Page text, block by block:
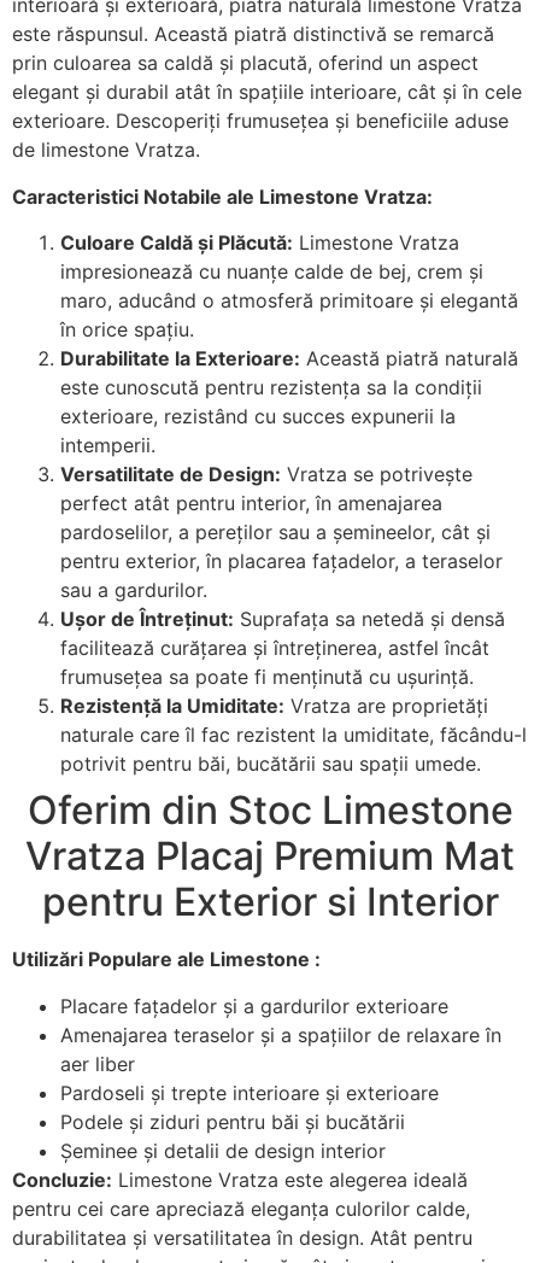
interioară și exterioară, piatra naturală limestone Vratza
este răspunsul. Această piatră distinctivă se remarcă
prin culoarea sa caldă și placută, oferind un aspect
elegant și durabil atât în spațiile interioare, cât și în cele
exterioare. Descoperiți frumusețea și beneficiile aduse
de limestone Vratza.
Caracteristici Notabile ale Limestone Vratza:
Culoare Caldă și Plăcută: Limestone Vratza
impresionează cu nuanțe calde de bej, crem și
maro, aducând o atmosferă primitoare și elegantă
în orice spațiu.
Durabilitate la Exterioare: Această piatră naturală
este cunoscută pentru rezistența sa la condiții
exterioare, rezistând cu succes expunerii la
intemperii.
Versatilitate de Design: Vratza se potrivește
perfect atât pentru interior, în amenajarea
pardoselilor, a pereților sau a șemineelor, cât și
pentru exterior, în placarea fațadelor, a teraselor
sau a gardurilor.
Ușor de Întreținut: Suprafața sa netedă și densă
facilitează curățarea și întreținerea, astfel încât
frumusețea sa poate fi menținută cu ușurință.
Rezistență la Umiditate: Vratza are proprietăți
naturale care îl fac rezistent la umiditate, făcându-l
potrivit pentru băi, bucătării sau spații umede.
Oferim din Stoc Limestone
Vratza Placaj Premium Mat
pentru Exterior si Interior
Utilizări Populare ale Limestone :
Placare fațadelor și a gardurilor exterioare
Amenajarea teraselor și a spațiilor de relaxare în
aer liber
Pardoseli și trepte interioare și exterioare
Podele și ziduri pentru băi și bucătării
Șeminee și detalii de design interior
Concluzie: Limestone Vratza este alegerea ideală
pentru cei care apreciază eleganța culorilor calde,
durabilitatea și versatilitatea în design. Atât pentru